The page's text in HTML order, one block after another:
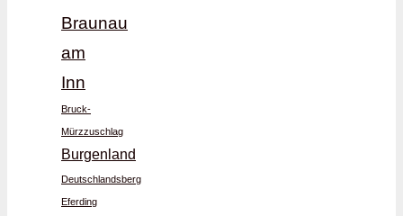
Braunau
am
Inn
Bruck-
Mürzzuschlag
Burgenland
Deutschlandsberg
Eferding